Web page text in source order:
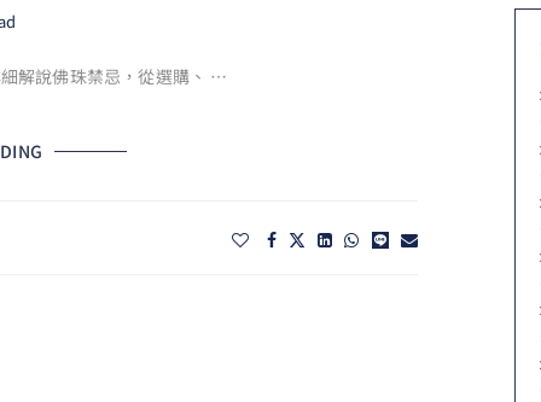
解說佛珠禁忌，從選購、 …